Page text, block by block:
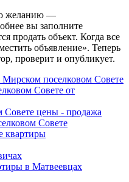
желанию —
вы заполните
продать объект. Когда все
объявление». Теперь
проверит и опубликует.
поселковом Совете
Совете от
цены - продажа
Совете
квартиры
в Матвеевцах